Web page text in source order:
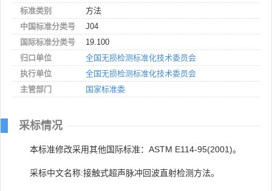
标准类别
方法
中国标准分类号
J04
国际标准分类号
19.100
归口单位
全国无损检测标准化技术委员会
执行单位
全国无损检测标准化技术委员会
主管部门
国家标准委
采标情况
本标准修改采用其他国际标准：ASTM E114-95(2001)。
采标中文名称:接触式超声脉冲回波直射检测方法。